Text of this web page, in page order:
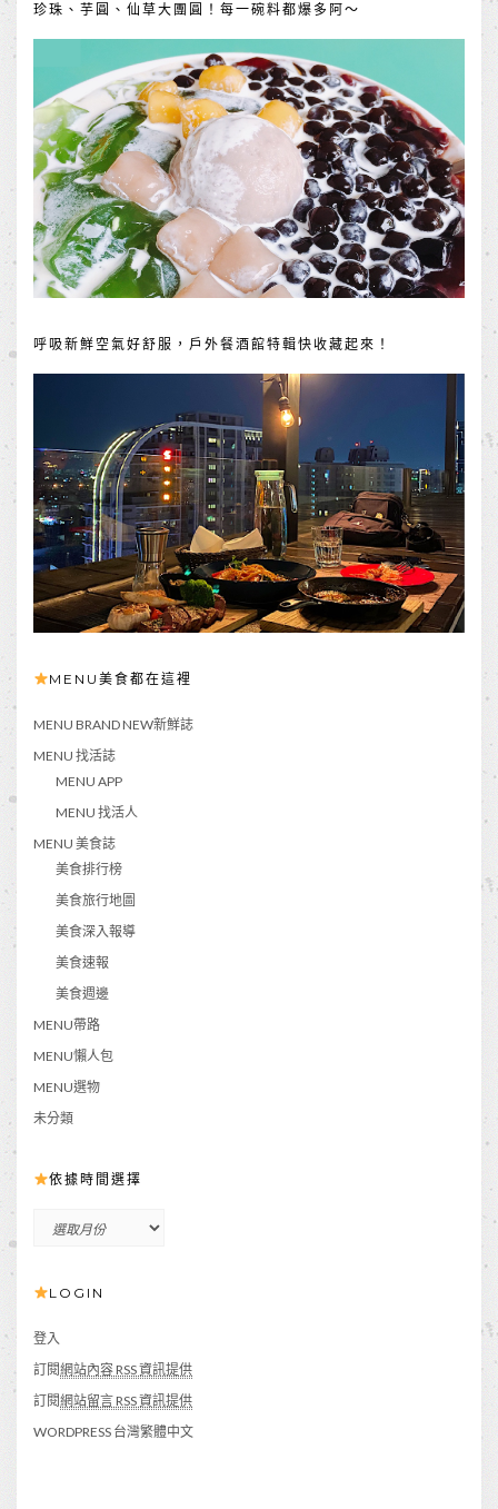
珍珠、芋圓、仙草大團圓！每一碗料都爆多阿～
呼吸新鮮空氣好舒服，戶外餐酒館特輯快收藏起來！
MENU美食都在這裡
MENU BRAND NEW新鮮誌
MENU 找活誌
MENU APP
MENU 找活人
MENU 美食誌
美食排行榜
美食旅行地圖
美食深入報導
美食速報
美食週邊
MENU帶路
MENU懶人包
MENU選物
未分類
依據時間選擇
間
擇
LOGIN
登入
訂閱網站內容 RSS 資訊提供
訂閱網站留言 RSS 資訊提供
WORDPRESS 台灣繁體中文